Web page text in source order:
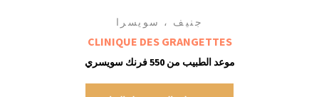
جنيف ، سويسرا
CLINIQUE DES GRANGETTES
موعد الطبيب من 550 فرنك سويسري